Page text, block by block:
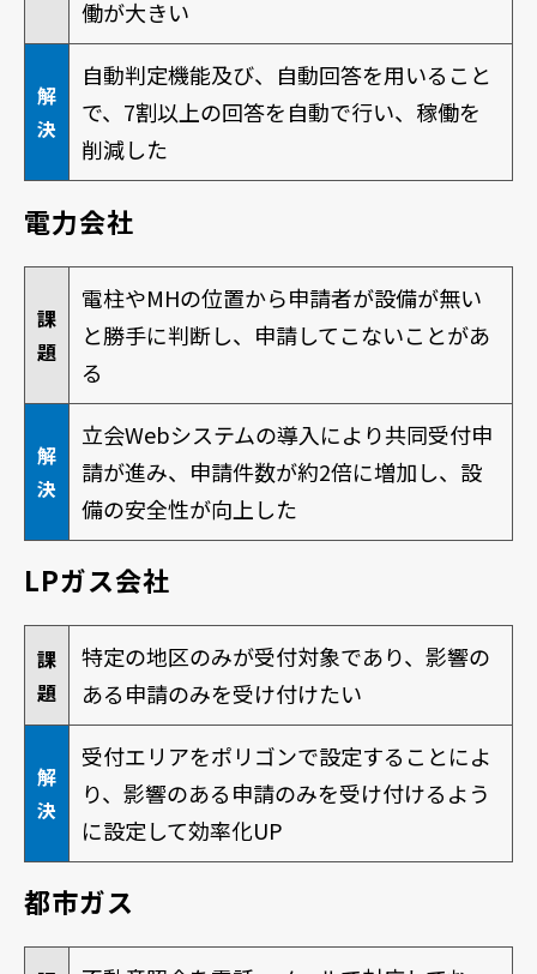
働が大きい
解
決
自動判定機能及び、自動回答を用いること
で、7割以上の回答を自動で行い、稼働を
削減した
電力会社
課
題
電柱やMHの位置から申請者が設備が無い
と勝手に判断し、申請してこないことがあ
る
解
決
立会Webシステムの導入により共同受付申
請が進み、申請件数が約2倍に増加し、設
備の安全性が向上した
LPガス会社
課
題
特定の地区のみが受付対象であり、影響の
ある申請のみを受け付けたい
解
決
受付エリアをポリゴンで設定することによ
り、影響のある申請のみを受け付けるよう
に設定して効率化UP
都市ガス